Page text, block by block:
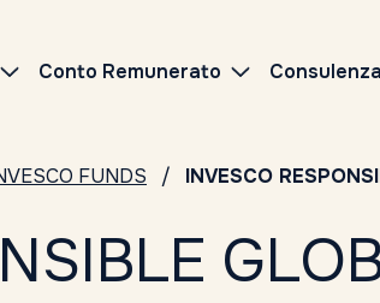
Conto Remunerato Consulenza
FUNDS INVESCO